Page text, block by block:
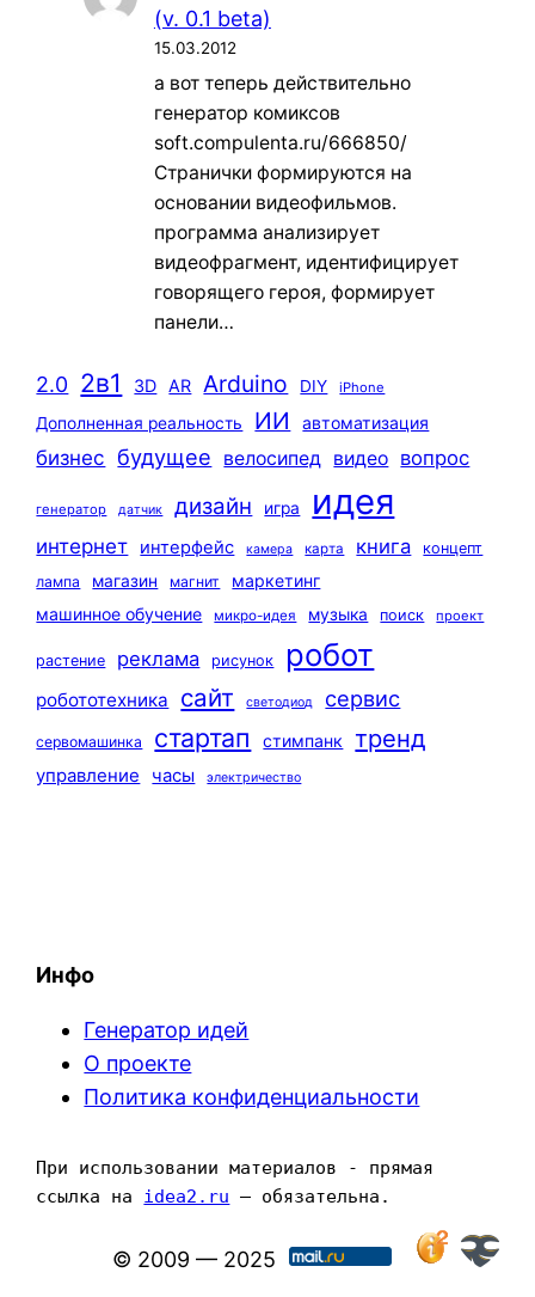
(v. 0.1 beta)
15.03.2012
а вот теперь действительно
генератор комиксов
soft.compulenta.ru/666850/
Странички формируются на
основании видеофильмов.
программа анализирует
видеофрагмент, идентифицирует
говорящего героя, формирует
панели…
2.0 2в1 3D AR Arduino DIY iPhone
Дополненная реальность ИИ автоматизация
бизнес будущее велосипед видео вопрос
генератор датчик дизайн игра идея
интернет интерфейс камера карта книга
концепт
лампа
магазин магнит
маркетинг
машинное обучение
микро-идея музыка поиск проект
растение реклама рисунок робот
робототехника сайт светодиод сервис
сервомашинка стартап стимпанк тренд
управление часы электричество
Инфо
Генератор идей
О проекте
Политика конфиденциальности
При использовании материалов - прямая
ссылка на idea2.ru — обязательна.
© 2009 — 2025